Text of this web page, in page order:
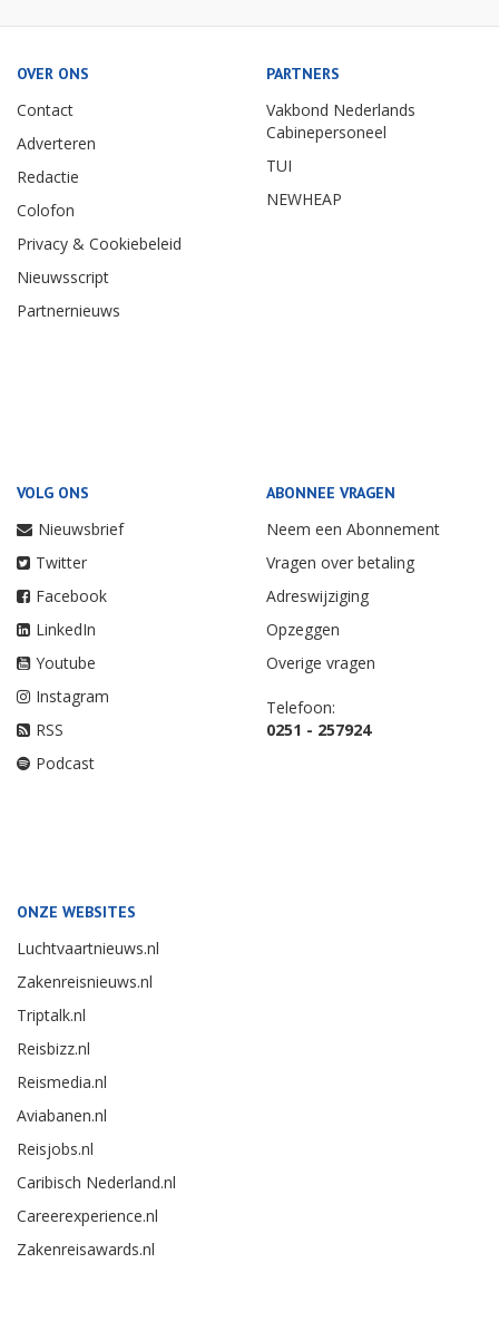
OVER ONS
Contact
Adverteren
Redactie
Colofon
Privacy & Cookiebeleid
Nieuwsscript
Partnernieuws
PARTNERS
Vakbond Nederlands
Cabinepersoneel
TUI
NEWHEAP
VOLG ONS
Nieuwsbrief
Twitter
Facebook
LinkedIn
Youtube
Instagram
RSS
Podcast
ABONNEE VRAGEN
Neem een Abonnement
Vragen over betaling
Adreswijziging
Opzeggen
Overige vragen
Telefoon:
0251 - 257924
ONZE WEBSITES
Luchtvaartnieuws.nl
Zakenreisnieuws.nl
Triptalk.nl
Reisbizz.nl
Reismedia.nl
Aviabanen.nl
Reisjobs.nl
Caribisch Nederland.nl
Careerexperience.nl
Zakenreisawards.nl